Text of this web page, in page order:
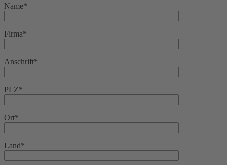
Name*
Firma*
Anschrift*
PLZ*
Ort*
Land*